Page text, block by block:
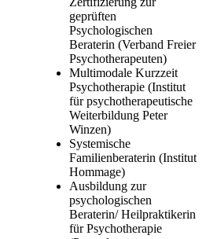
geprüften
Psychologischen
Beraterin (Verband Freier
Psychotherapeuten)
Multimodale Kurzzeit
Psychotherapie (Institut
für psychotherapeutische
Weiterbildung Peter
Winzen)
Systemische
Familienberaterin (Institut
Hommage)
Ausbildung zur
psychologischen
Beraterin/ Heilpraktikerin
für Psychotherapie